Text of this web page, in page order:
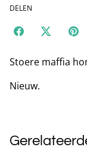
DELEN
Stoere maffia
Nieuw.